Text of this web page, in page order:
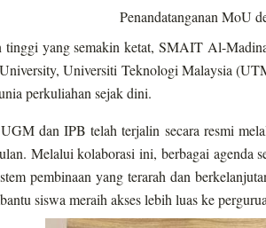
Penandatanganan MoU
yang semakin ketat, SMAIT Al-
Universiti Teknologi Malaysia
perkuliahan sejak dini.
dan IPB telah terjalin secara resmi
Melalui kolaborasi ini, berbagai agenda
pembinaan yang terarah dan
siswa meraih akses lebih luas ke